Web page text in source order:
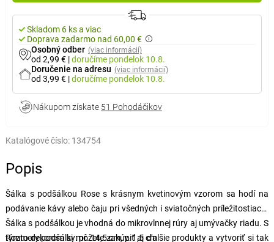
Skladom 6 ks a viac
Doprava zadarmo nad 60,00 €
Osobný odber (viac informácií)
od 2,99 € |doručíme pondelok 10.8.
Doručenie na adresu (viac informácií)
od 3,99 € |doručíme pondelok 10.8.
Nákupom získate 51 Pohodáčikov
Katalógové číslo: 134754
Popis
Šálka ​​s podšálkou Rose s krásnym kvetinovým vzorom sa hodí na
podávanie kávy alebo čaju pri všedných i sviatočných príležitostiach.
Šálka ​​s podšálkou je vhodná do mikrovlnnej rúry aj umývačky riadu. S
týmto dekorom si môžete zakúpiť aj ďalšie produkty a vytvoriť si tak
Rozmery podšálky: pr. 14,5 cm, v. 1,5 cm